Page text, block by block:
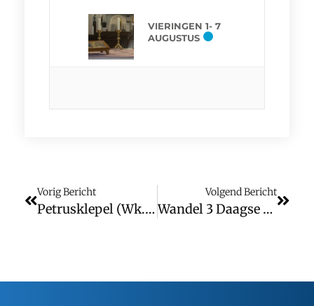
VIERINGEN 1- 7
AUGUSTUS
Vorig Bericht
Petrusklepel (wk. 24)
Volgend Bericht
Wandel 3 Daagse Hoogeloon